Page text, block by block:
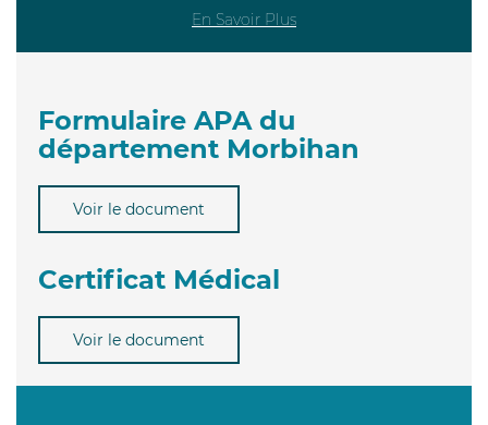
En Savoir Plus
Formulaire APA du
département Morbihan
Voir le document
Certificat Médical
Voir le document